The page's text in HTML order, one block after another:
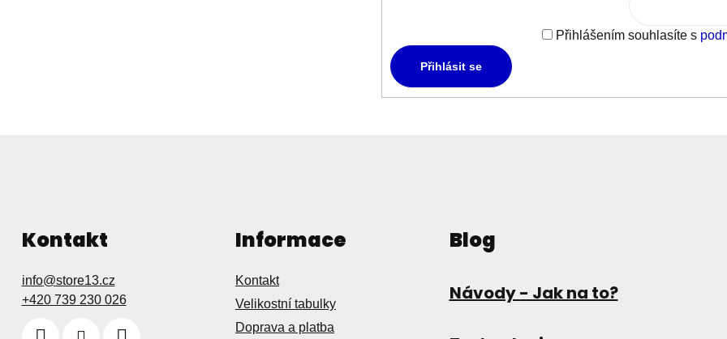
Přihlášením souhlasíte s
Přihlásit se
Kontakt
info@store13.cz
+420 739 230 026
Informace
Kontakt
Velikostní tabulky
Doprava a platba
Blog
Návody - Jak na to?